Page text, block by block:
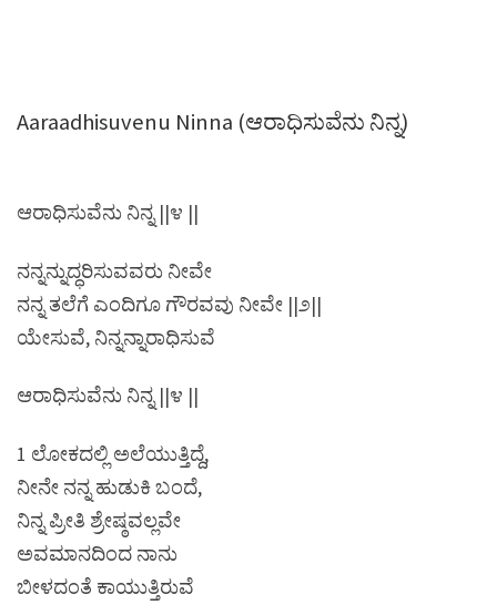
Aaraadhisuvenu Ninna (ಆರಾಧಿಸುವೆನು ನಿನ್ನ)
ಆರಾಧಿಸುವೆನು ನಿನ್ನ ||೪ ||
ನನ್ನನ್ನುದ್ಧರಿಸುವವರು ನೀವೇ
ನನ್ನ ತಲೆಗೆ ಎಂದಿಗೂ ಗೌರವವು ನೀವೇ ||೨||
ಯೇಸುವೆ, ನಿನ್ನನ್ನಾರಾಧಿಸುವೆ
ಆರಾಧಿಸುವೆನು ನಿನ್ನ ||೪ ||
1 ಲೋಕದಲ್ಲಿ ಅಲೆಯುತ್ತಿದ್ದೆ,
ನೀನೇ ನನ್ನ ಹುಡುಕಿ ಬಂದೆ,
ನಿನ್ನ ಪ್ರೀತಿ ಶ್ರೇಷ್ಠವಲ್ಲವೇ
ಅವಮಾನದಿಂದ ನಾನು
ಬೀಳದಂತೆ ಕಾಯುತ್ತಿರುವೆ